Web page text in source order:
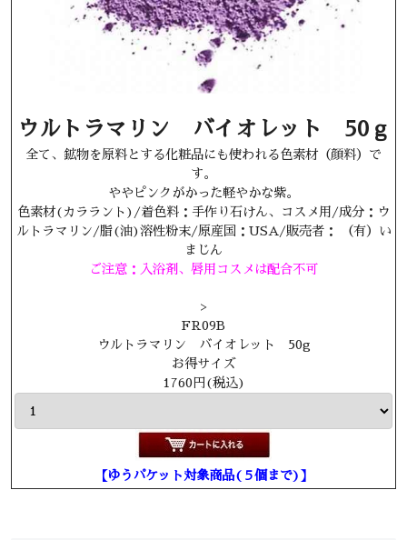
ウルトラマリン バイオレット 50ｇ
全て、鉱物を原料とする化粧品にも使われる色素材（顔料）で
す。
ややピンクがかった軽やかな紫。
色素材(カララント)/着色料：手作り石けん、コスメ用/成分：ウ
ルトラマリン/脂(油)溶性粉末/原産国：USA/販売者： （有）い
まじん
ご注意：入浴剤、唇用コスメは配合不可
>
FR09B
ウルトラマリン バイオレット 50g
お得サイズ
1760円(税込)
【ゆうパケット対象商品(５個まで)】